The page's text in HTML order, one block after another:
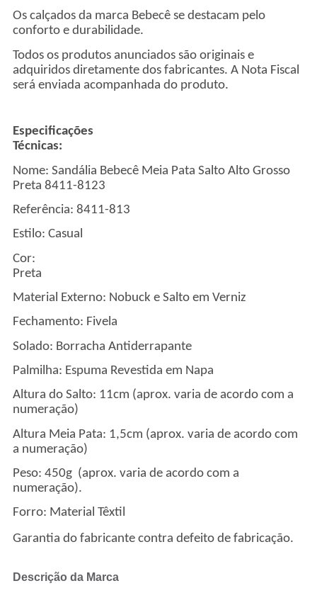
Os calçados da marca Bebecê se destacam pelo
conforto e durabilidade.
Todos os produtos anunciados são originais e
adquiridos diretamente dos fabricantes. A Nota Fiscal
será enviada acompanhada do produto.
Especificações
Nome: Sandália Bebecê Meia Pata Salto Alto Grosso
Preta 8411-8123
Referência: 8411-813
Estilo: Casual
Cor:
Material Externo: Nobuck e Salto em Verniz
Fechamento: Fivela
Solado: Borracha Antiderrapante
Palmilha: Espuma Revestida em Napa
Altura do Salto: 11cm (aprox. varia de acordo com a
numeração)
Altura Meia Pata: 1,5cm (aprox. varia de acordo com
a numeração)
Peso: 450g (aprox. varia de acordo com a
numeração).
Forro: Material Têxtil
Garantia do fabricante contra defeito de fabricação.
Descrição da Marca